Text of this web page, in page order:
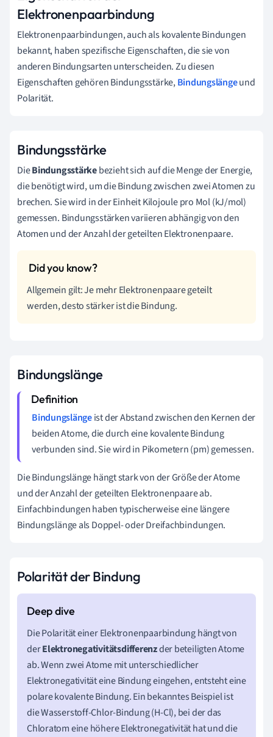
Elektronenpaarbindung
Elektronenpaarbindungen, auch als kovalente Bindungen
bekannt, haben spezifische Eigenschaften, die sie von
anderen Bindungsarten unterscheiden. Zu diesen
Eigenschaften gehören Bindungsstärke,Bindungslängeund
Polarität.
Bindungsstärke
DieBindungsstärkebezieht sich auf die Menge der Energie,
die benötigt wird, um die Bindung zwischen zwei Atomen zu
brechen. Sie wird in der Einheit Kilojoule pro Mol (kJ/mol)
gemessen. Bindungsstärken variieren abhängig von den
Atomen und der Anzahl der geteilten Elektronenpaare.
Allgemein gilt: Je mehr Elektronenpaare geteilt
werden, desto stärker ist die Bindung.
Bindungslänge
Bindungslängeist der Abstand zwischen den Kernen der
beiden Atome, die durch eine kovalente Bindung
verbunden sind. Sie wird in Pikometern (pm) gemessen.
Die Bindungslänge hängt stark von der Größe der Atome
und der Anzahl der geteilten Elektronenpaare ab.
Einfachbindungen haben typischerweise eine längere
Bindungslänge als Doppel- oder Dreifachbindungen.
Polarität der Bindung
Die Polarität einer Elektronenpaarbindung hängt von
derElektronegativitätsdifferenzder beteiligten Atome
ab. Wenn zwei Atome mit unterschiedlicher
Elektronegativität eine Bindung eingehen, entsteht eine
polare kovalente Bindung. Ein bekanntes Beispiel ist
die Wasserstoff-Chlor-Bindung (H-Cl), bei der das
Chloratom eine höhere Elektronegativität hat und die